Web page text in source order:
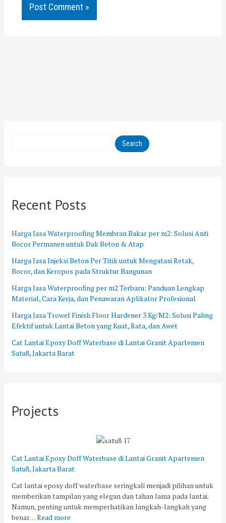
Search
Recent Posts
Harga Jasa Waterproofing Membran Bakar per m2: Solusi Anti
Bocor Permanen untuk Dak Beton & Atap
Harga Jasa Injeksi Beton Per Titik untuk Mengatasi Retak,
Bocor, dan Keropos pada Struktur Bangunan
Harga Jasa Waterproofing per m2 Terbaru: Panduan Lengkap
Material, Cara Kerja, dan Penawaran Aplikator Profesional
Harga Jasa Trowel Finish Floor Hardener 3 Kg/M2: Solusi Paling
Efektif untuk Lantai Beton yang Kuat, Rata, dan Awet
Cat Lantai Epoxy Doff Waterbase di Lantai Granit Apartemen
Satu8, Jakarta Barat
Projects
Cat Lantai Epoxy Doff Waterbase di Lantai Granit Apartemen
Satu8, Jakarta Barat
Cat lantai epoxy doff waterbase seringkali menjadi pilihan untuk
memberikan tampilan yang elegan dan tahan lama pada lantai.
Namun, penting untuk memperhatikan langkah-langkah yang
benar…Read more